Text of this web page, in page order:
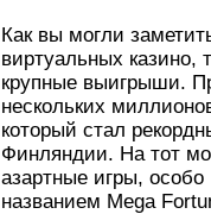
Как вы могли
виртуальных казино,
крупные выигрыши.
нескольких
который стал
Финляндии. На тот
азартные игры,
названием Mega